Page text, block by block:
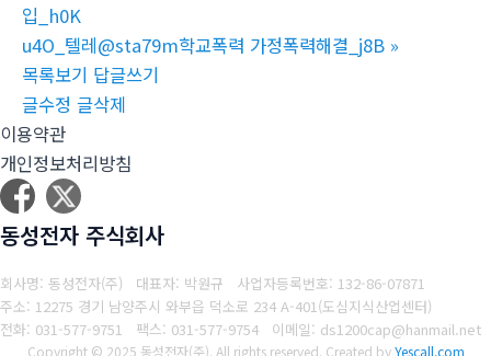
입_h0K
u4O_텔레@sta79m학교폭력 가정폭력해결_j8B »
목록보기 답글쓰기
글수정 글삭제
이용약관
개인정보처리방침
동성전자 주식회사
회사명: 동성전자(주) 대표자: 박원규 사업자등록번호: 132-86-07871
주소: 12275 경기 남양주시 와부읍 덕소로 234 A-401(도심지식산업센터)
전화: 031-577-9751
팩스: 031-577-9754 이메일: ds1200cap@hanmail.net
Copyright © 2025 동성전자(주). All rights reserved. Created byYescall.com